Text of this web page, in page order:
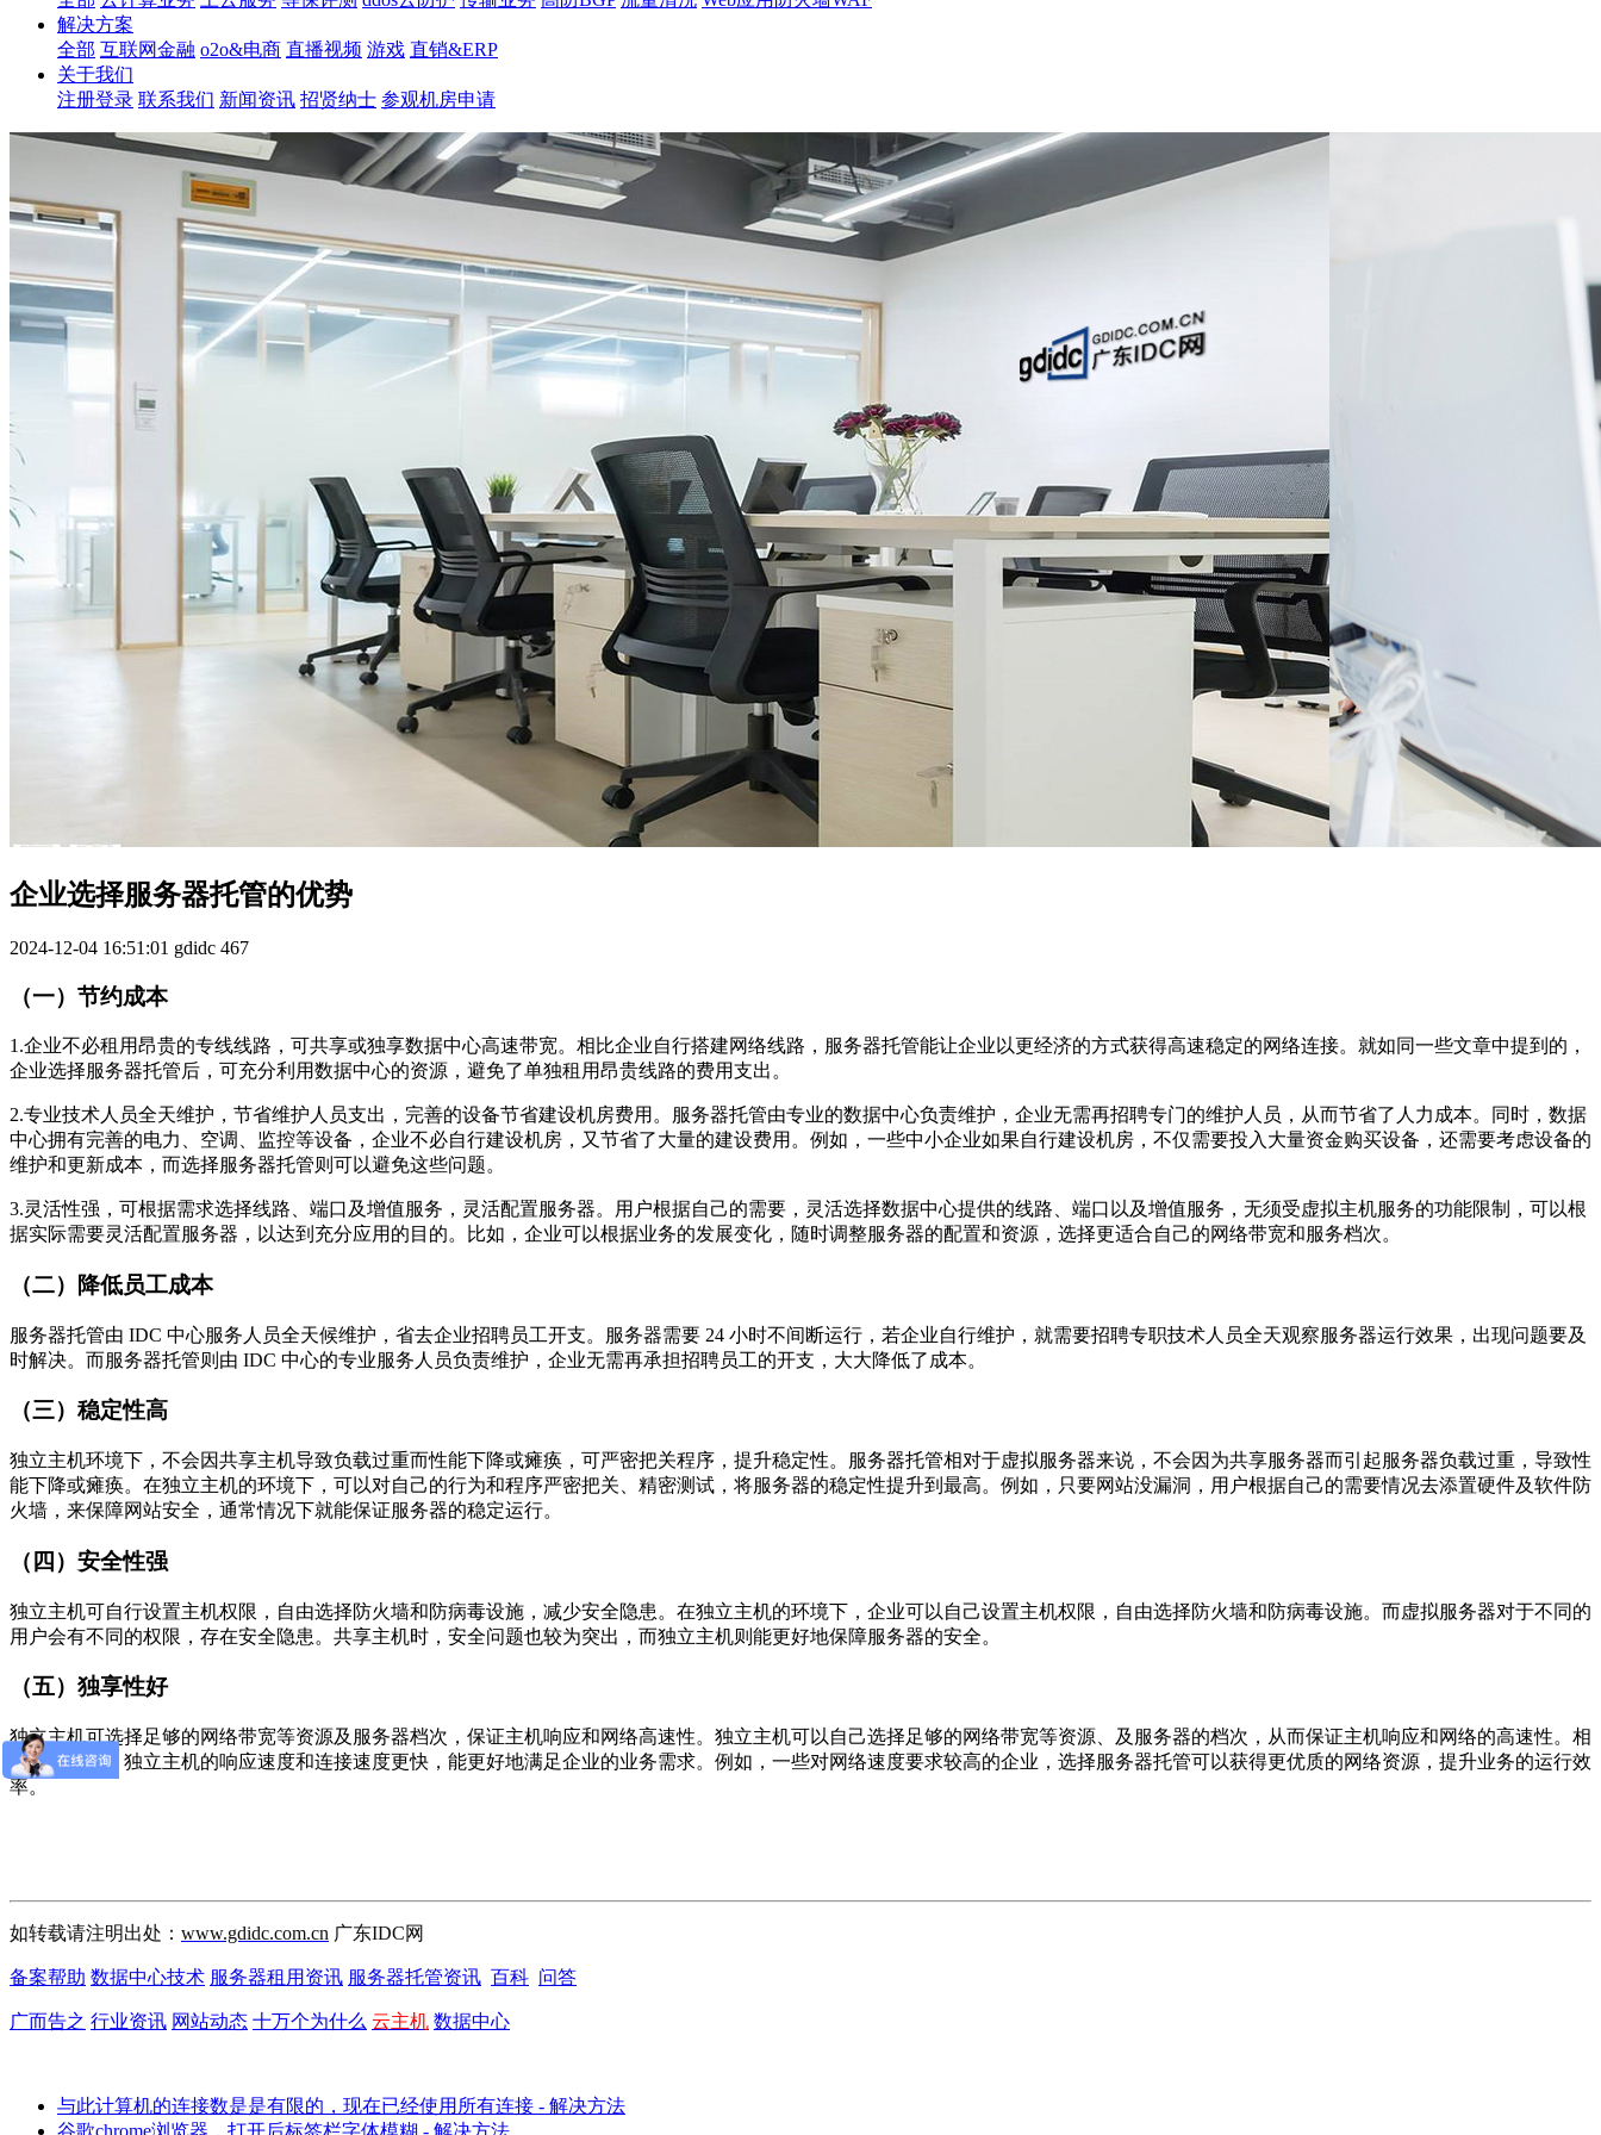
解决方案
全部 互联网金融 o2o&电商 直播视频 游戏 直销&ERP
关于我们
注册登录 联系我们 新闻资讯 招贤纳士 参观机房申请
企业选择服务器托管的优势
2024-12-04 16:51:01 gdidc 467
（一）节约成本
1.企业不必租用昂贵的专线线路，可共享或独享数据中心高速带宽。相比企业自行搭建网络线路，服务器托管能让企业以更经济的方式获得高速稳定的网络连接。就如同一些文章中提到的，
企业选择服务器托管后，可充分利用数据中心的资源，避免了单独租用昂贵线路的费用支出。
2.专业技术人员全天维护，节省维护人员支出，完善的设备节省建设机房费用。服务器托管由专业的数据中心负责维护，企业无需再招聘专门的维护人员，从而节省了人力成本。同时，数据
中心拥有完善的电力、空调、监控等设备，企业不必自行建设机房，又节省了大量的建设费用。例如，一些中小企业如果自行建设机房，不仅需要投入大量资金购买设备，还需要考虑设备的
维护和更新成本，而选择服务器托管则可以避免这些问题。
3.灵活性强，可根据需求选择线路、端口及增值服务，灵活配置服务器。用户根据自己的需要，灵活选择数据中心提供的线路、端口以及增值服务，无须受虚拟主机服务的功能限制，可以根
据实际需要灵活配置服务器，以达到充分应用的目的。比如，企业可以根据业务的发展变化，随时调整服务器的配置和资源，选择更适合自己的网络带宽和服务档次。
（二）降低员工成本
服务器托管由 IDC 中心服务人员全天候维护，省去企业招聘员工开支。服务器需要 24 小时不间断运行，若企业自行维护，就需要招聘专职技术人员全天观察服务器运行效果，出现问题要及
时解决。而服务器托管则由 IDC 中心的专业服务人员负责维护，企业无需再承担招聘员工的开支，大大降低了成本。
（三）稳定性高
独立主机环境下，不会因共享主机导致负载过重而性能下降或瘫痪，可严密把关程序，提升稳定性。服务器托管相对于虚拟服务器来说，不会因为共享服务器而引起服务器负载过重，导致性
能下降或瘫痪。在独立主机的环境下，可以对自己的行为和程序严密把关、精密测试，将服务器的稳定性提升到最高。例如，只要网站没漏洞，用户根据自己的需要情况去添置硬件及软件防
火墙，来保障网站安全，通常情况下就能保证服务器的稳定运行。
（四）安全性强
独立主机可自行设置主机权限，自由选择防火墙和防病毒设施，减少安全隐患。在独立主机的环境下，企业可以自己设置主机权限，自由选择防火墙和防病毒设施。而虚拟服务器对于不同的
用户会有不同的权限，存在安全隐患。共享主机时，安全问题也较为突出，而独立主机则能更好地保障服务器的安全。
（五）独享性好
独立主机可选择足够的网络带宽等资源及服务器档次，保证主机响应和网络高速性。独立主机可以自己选择足够的网络带宽等资源、及服务器的档次，从而保证主机响应和网络的高速性。相
比共享主机，独立主机的响应速度和连接速度更快，能更好地满足企业的业务需求。例如，一些对网络速度要求较高的企业，选择服务器托管可以获得更优质的网络资源，提升业务的运行效
率。
如转载请注明出处： www.gdidc.com.cn 广东IDC网
备案帮助 数据中心技术 服务器租用资讯 服务器托管资讯 百科 问答
广而告之 行业资讯 网站动态 十万个为什么 云主机 数据中心
与此计算机的连接数是是有限的，现在已经使用所有连接 - 解决方法
谷歌chrome浏览器，打开后标签栏字体模糊 - 解决方法